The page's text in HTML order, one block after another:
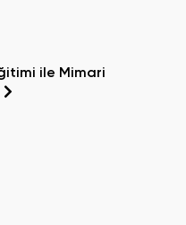
ile Mimari